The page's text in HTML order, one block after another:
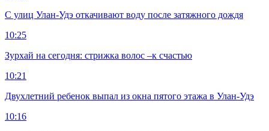
С улиц Улан-Удэ откачивают воду после затяжного дождя
10:25
Зурхай на сегодня: стрижка волос –к счастью
10:21
Двухлетний ребенок выпал из окна пятого этажа в Улан-Удэ
10:16